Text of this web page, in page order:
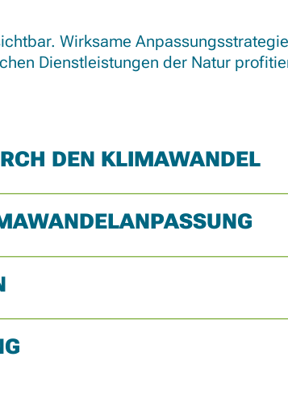
Wirksame
Dienstleistungen der Natur
DEN KLIMAWANDEL